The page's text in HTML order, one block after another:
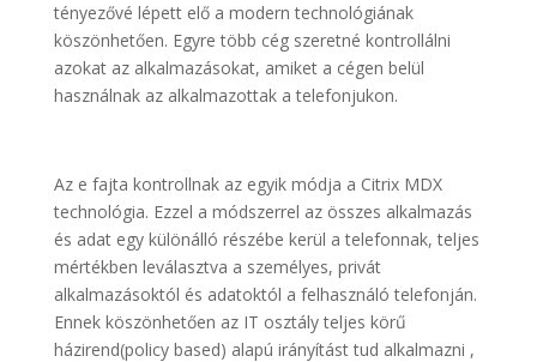
tényezővé lépett elő a modern technológiának
köszönhetően. Egyre több cég szeretné kontrollálni
azokat az alkalmazásokat, amiket a cégen belül
használnak az alkalmazottak a telefonjukon.
Az e fajta kontrollnak az egyik módja a Citrix MDX
technológia. Ezzel a módszerrel az összes alkalmazás
és adat egy különálló részébe kerül a telefonnak, teljes
mértékben leválasztva a személyes, privát
alkalmazásoktól és adatoktól a felhasználó telefonján.
Ennek köszönhetően az IT osztály teljes körű
házirend(policy based) alapú irányítást tud alkalmazni ,